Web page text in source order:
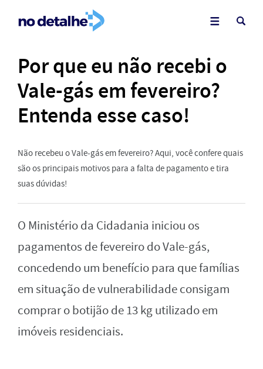
Por que eu não recebi o
Vale-gás em fevereiro?
Entenda esse caso!
Não recebeu o Vale-gás em fevereiro? Aqui, você confere quais
são os principais motivos para a falta de pagamento e tira
suas dúvidas!
O Ministério da Cidadania iniciou os
pagamentos de fevereiro do Vale-gás,
concedendo um benefício para que famílias
em situação de vulnerabilidade consigam
comprar o botijão de 13 kg utilizado em
imóveis residenciais.